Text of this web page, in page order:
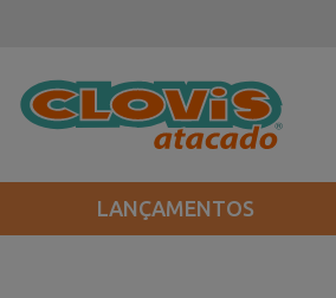
LANÇAMENTOS